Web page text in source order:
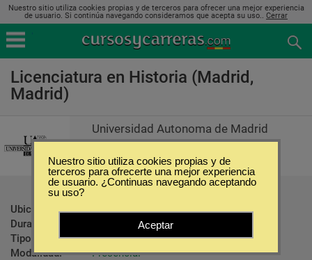
Nuestro sitio utiliza cookies propias y de terceros para ofrecer una mejor experiencia
de usuario. Si continúa navegando consideramos que acepta su uso.. Cerrar
Licenciatura en Historia (Madrid,
Madrid)
Universidad Autonoma de Madrid
Ubicación:
Madrid - Madrid
Duración:
Tipo:
Carreras Universitarias
Modalidad:
Presencial
Nuestro sitio utiliza cookies propias y de
terceros para ofrecerte una mejor experiencia
de usuario. ¿Continuas navegando aceptando
su uso?
Aceptar